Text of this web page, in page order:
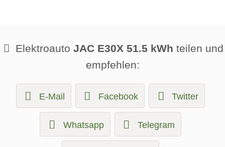
ElektroautoJAC E30X 51.5 kWh teilen und
empfehlen:
E-Mail Facebook Twitter
Whatsapp Telegram